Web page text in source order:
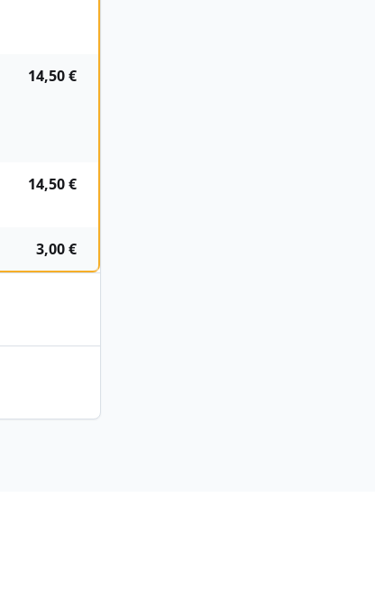
14,50 €
14,50 €
3,00 €